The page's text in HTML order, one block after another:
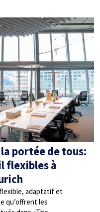
portée de tous:
flexibles à
adaptatif et
qu’offrent les